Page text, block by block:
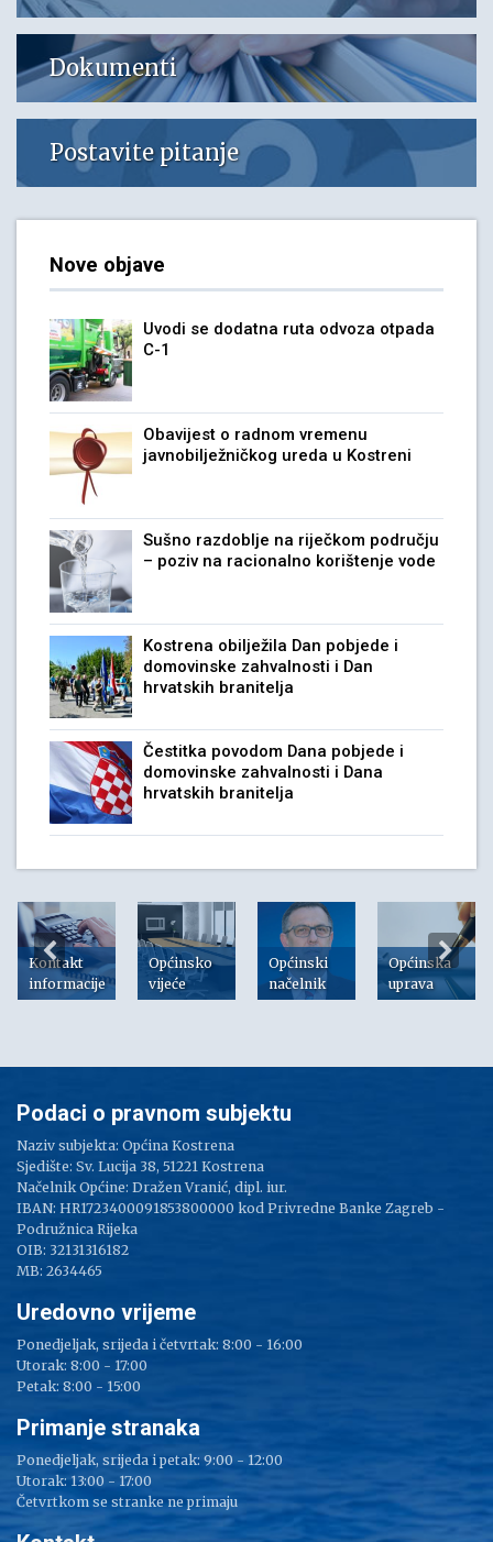
Dokumenti
Postavite pitanje
Nove objave
Uvodi se dodatna ruta odvoza otpada
C-1
Obavijest o radnom vremenu
javnobilježničkog ureda u Kostreni
Sušno razdoblje na riječkom području
– poziv na racionalno korištenje vode
Kostrena obilježila Dan pobjede i
domovinske zahvalnosti i Dan
hrvatskih branitelja
Čestitka povodom Dana pobjede i
domovinske zahvalnosti i Dana
hrvatskih branitelja
Kontakt
informacije
Općinsko
vijeće
Općinski
načelnik
Općinska
uprava
Podaci o pravnom subjektu
Naziv subjekta: Općina Kostrena
Sjedište: Sv. Lucija 38, 51221 Kostrena
Načelnik Općine: Dražen Vranić, dipl. iur.
IBAN: HR1723400091853800000 kod Privredne Banke Zagreb -
Podružnica Rijeka
OIB: 32131316182
MB: 2634465
Uredovno vrijeme
Ponedjeljak, srijeda i četvrtak: 8:00 - 16:00
Utorak: 8:00 - 17:00
Petak: 8:00 - 15:00
Primanje stranaka
Ponedjeljak, srijeda i petak: 9:00 - 12:00
Utorak: 13:00 - 17:00
Četvrtkom se stranke ne primaju